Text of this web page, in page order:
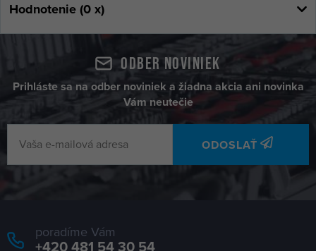
Hodnotenie (0 x)
Odber noviniek
Prihláste sa na odber noviniek a žiadna akcia ani novinka
Vám neutečie
ODOSLAŤ
poradíme Vám
+420 481 54 30 54